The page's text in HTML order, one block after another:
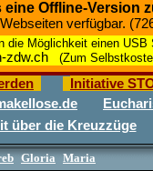
Offline-Version
verfügbar.
die Möglichkeit einen
zdw.ch (Zum
Initiative
über die Kreuzzüge
Gloria Maria